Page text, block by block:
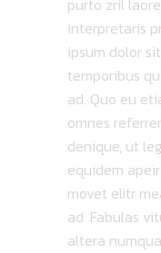
purto zril
interpretaris
ipsum dolor
temporibus
ad. Quo eu
omnes
denique, ut
equidem
movet elitr
ad. Fabulas
altera